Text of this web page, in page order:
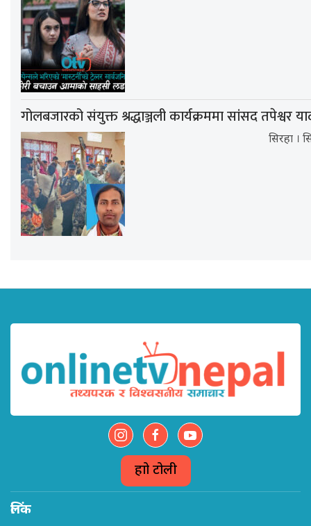
गोलबजारको संयुक्त श्रद्धाञ्जली कार्यक्रममा सांसद तपेश्वर
सिरहा ।
हाम्रो टोली
लिंक